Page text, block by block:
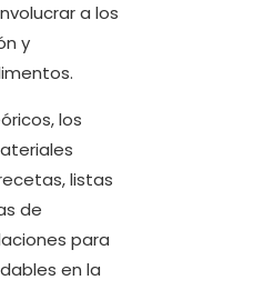
a los
y
los
listas
de
para
en la